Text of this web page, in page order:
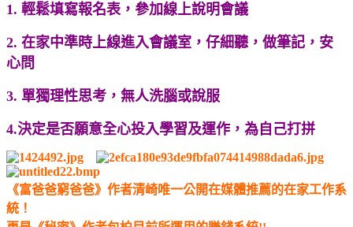
1. 輕鬆填寫報名表， 參加線上說明會議
2. 在家中準時上線進入會議室，仔細聽，做筆記，安
心問
3. 單獨理性思考，無人洗腦或說服
4.決定是否願意全心投入學習及運作，為自己打拼
《富爸爸窮爸爸》作者清崎唯一公開在媒體推薦的在家工作系
統！